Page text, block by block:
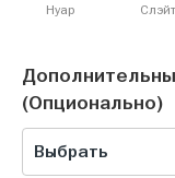
Нуар Слэйт
(Опционально)
Выбрать